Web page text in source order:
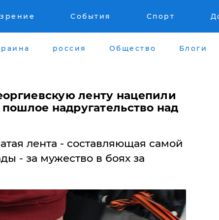
События Спорт
россия Общество Блоги
ленту нацепили
надругательство над
лента - составляющая самой
- за мужество в боях за